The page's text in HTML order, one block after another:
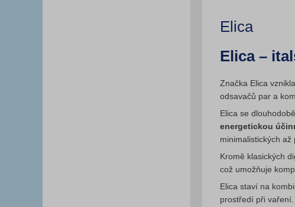
Elica
Elica –
Značka Elica
odsavačů par a
Elica se
energetickou
minimalistických až
Kromě klasických
což umožňuje
Elica staví na
prostředí při